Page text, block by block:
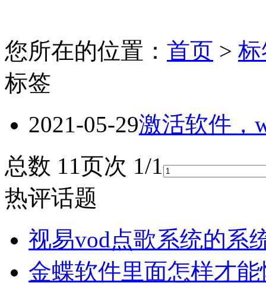
您所在的位置： 首页 >
标签
2021-05-29激活软件，
总数 11页次 1/1
热评话题
视易vod点歌系统的系
金蝶软件里面怎样才